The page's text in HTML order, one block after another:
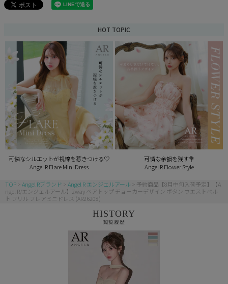
HOT TOPIC
可憐なシルエットが視線を惹きつける♡
Angel R Flare Mini Dress
可憐な余韻を残す💐
Angel R Flower Style
TOP Angel Rブランド Angel R エンジェルアール
予約商品【8月中旬入荷予定】【A
ngel R/エンジェルアール】2way ベアトップ チョーカーデザイン ボタン ウエストベル
ト フリル フレアミニドレス (AR26208)
HISTORY
閲覧履歴